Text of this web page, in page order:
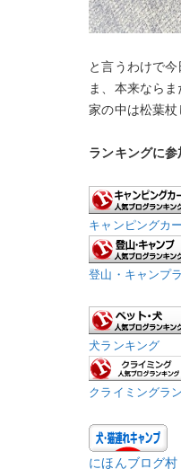
と言うわけで
ま、本来ならま
家の中は松葉杖
ランキングに
キャンピングカ
登山・キャンプ
犬ランキング
クライミングラ
にほんブログ村